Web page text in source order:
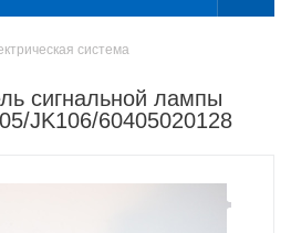
система
сигнальной лампы
JK106/60405020128